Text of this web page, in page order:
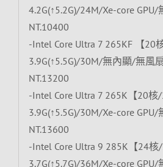
4.2G(↑5.2G)/24M/Xe-core GPU/
NT.10400
-Intel Core Ultra 7 265KF 【20
3.9G(↑5.5G)/30M/無內顯/無風
NT.13200
-Intel Core Ultra 7 265K【20核/
3.9G(↑5.5G)/30M/Xe-core GPU/
NT.13600
-Intel Core Ultra 9 285K【24核/
3.7G(↑5.7G)/36M/Xe-core GPU/